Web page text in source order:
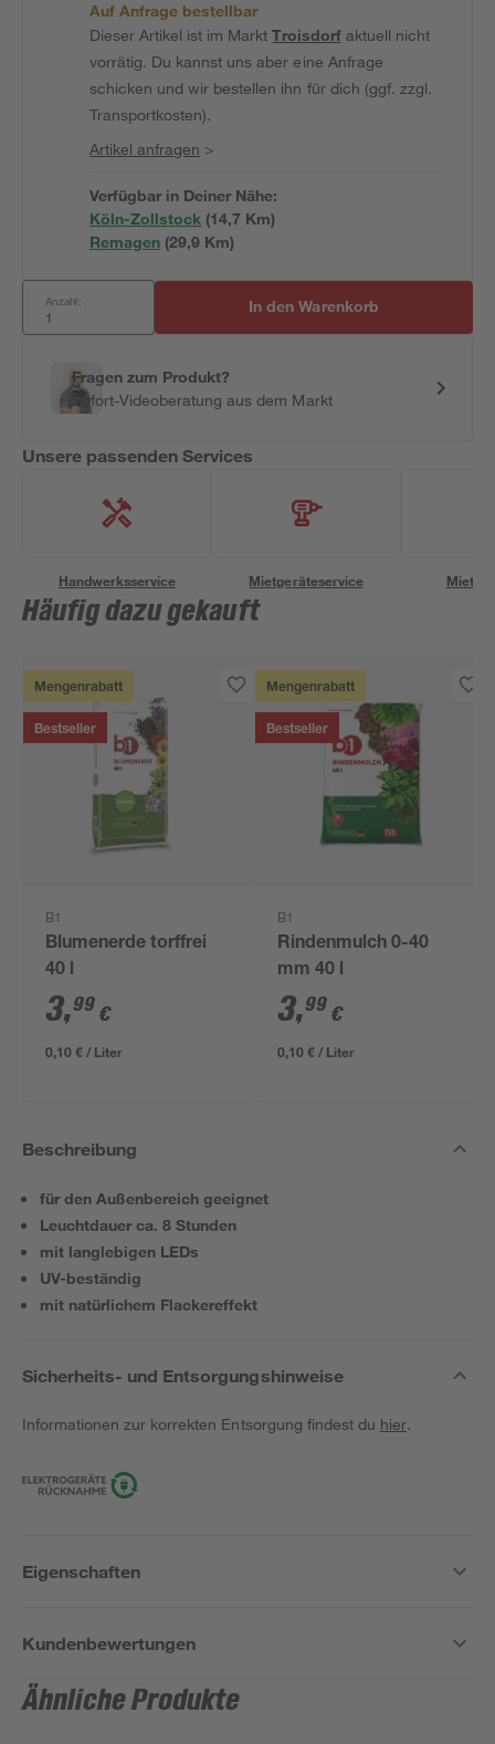
Auf Anfrage bestellbar
Dieser Artikel ist im MarktTroisdorfaktuell nicht
vorrätig. Du kannst uns aber eine Anfrage
schicken und wir bestellen ihn für dich (ggf. zzgl.
Transportkosten).
Artikel anfragen >
Verfügbar in Deiner Nähe:
Köln-Zollstock (14,7 Km)
Remagen (29,9 Km)
Anzahl: In den Warenkorb
Fragen zum Produkt?
Sofort-Videoberatung aus dem Markt
Unsere passenden Services
Handwerksservice Mietgeräteservice
Häufig dazu gekauft
Mengenrabatt
Bestseller
B1
Blumenerde torffrei
40 l
3,99 €
0,10 € / Liter
Mengenrabatt
Bestseller
B1
Rindenmulch 0-40
mm 40 l
3,99 €
0,10 € / Liter
Beschreibung
für den Außenbereich geeignet
Leuchtdauer ca. 8 Stunden
mit langlebigen LEDs
UV-beständig
mit natürlichem Flackereffekt
Sicherheits- und Entsorgungshinweise
Informationen zur korrekten Entsorgung findest du hier.
Eigenschaften
Kundenbewertungen
Ähnliche Produkte